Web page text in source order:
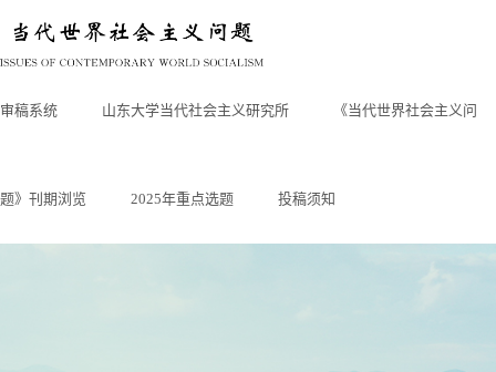
审稿系统 山东大学当代社会主义研究所 《当代世界社会主义问
题》刊期浏览 2025年重点选题 投稿须知